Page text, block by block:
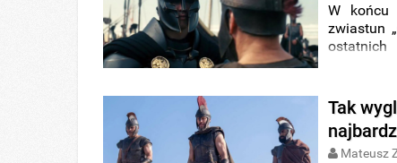
W końcu
zwiastun „
dalekie
Tak
Mateusz